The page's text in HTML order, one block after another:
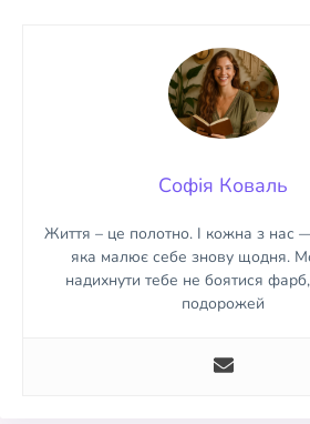
Софія Коваль
Життя – це полотно. І кожна з нас
яка малює себе знову щодня.
надихнути тебе не боятися фарб,
подорожей